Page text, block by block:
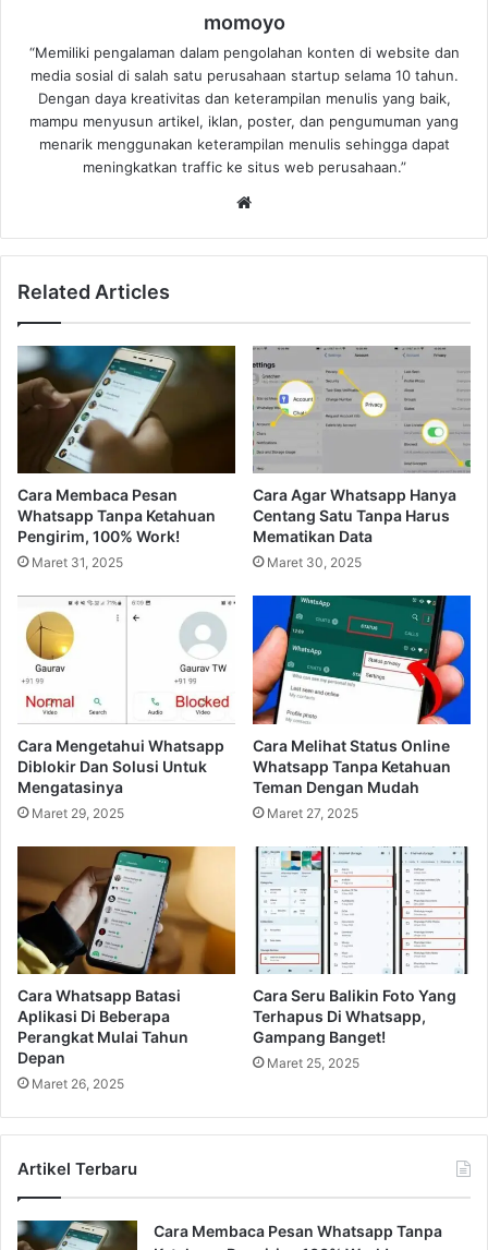
momoyo
“Memiliki pengalaman dalam pengolahan konten di website dan
media sosial di salah satu perusahaan startup selama 10 tahun.
Dengan daya kreativitas dan keterampilan menulis yang baik,
mampu menyusun artikel, iklan, poster, dan pengumuman yang
menarik menggunakan keterampilan menulis sehingga dapat
meningkatkan traffic ke situs web perusahaan.”
Related Articles
Cara Membaca Pesan
Whatsapp Tanpa Ketahuan
Pengirim, 100% Work!
Maret 31, 2025
Cara Agar Whatsapp Hanya
Centang Satu Tanpa Harus
Mematikan Data
Maret 30, 2025
Cara Mengetahui Whatsapp
Diblokir Dan Solusi Untuk
Mengatasinya
Maret 29, 2025
Cara Melihat Status Online
Whatsapp Tanpa Ketahuan
Teman Dengan Mudah
Maret 27, 2025
Cara Whatsapp Batasi
Aplikasi Di Beberapa
Perangkat Mulai Tahun
Depan
Maret 26, 2025
Cara Seru Balikin Foto Yang
Terhapus Di Whatsapp,
Gampang Banget!
Maret 25, 2025
Artikel Terbaru
Cara Membaca Pesan Whatsapp Tanpa